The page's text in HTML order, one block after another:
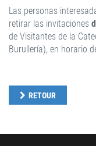
Las personas
retirar las invitaciones
de Visitantes de la
Burullería), en horario
RETOUR